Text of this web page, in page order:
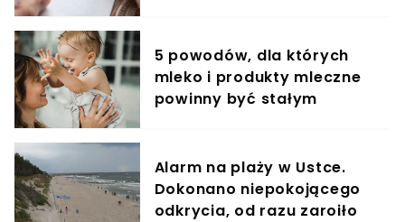
5 powodów, dla których
mleko i produkty mleczne
powinny być stałym
Alarm na plaży w Ustce.
Dokonano niepokojącego
odkrycia, od razu zaroiło